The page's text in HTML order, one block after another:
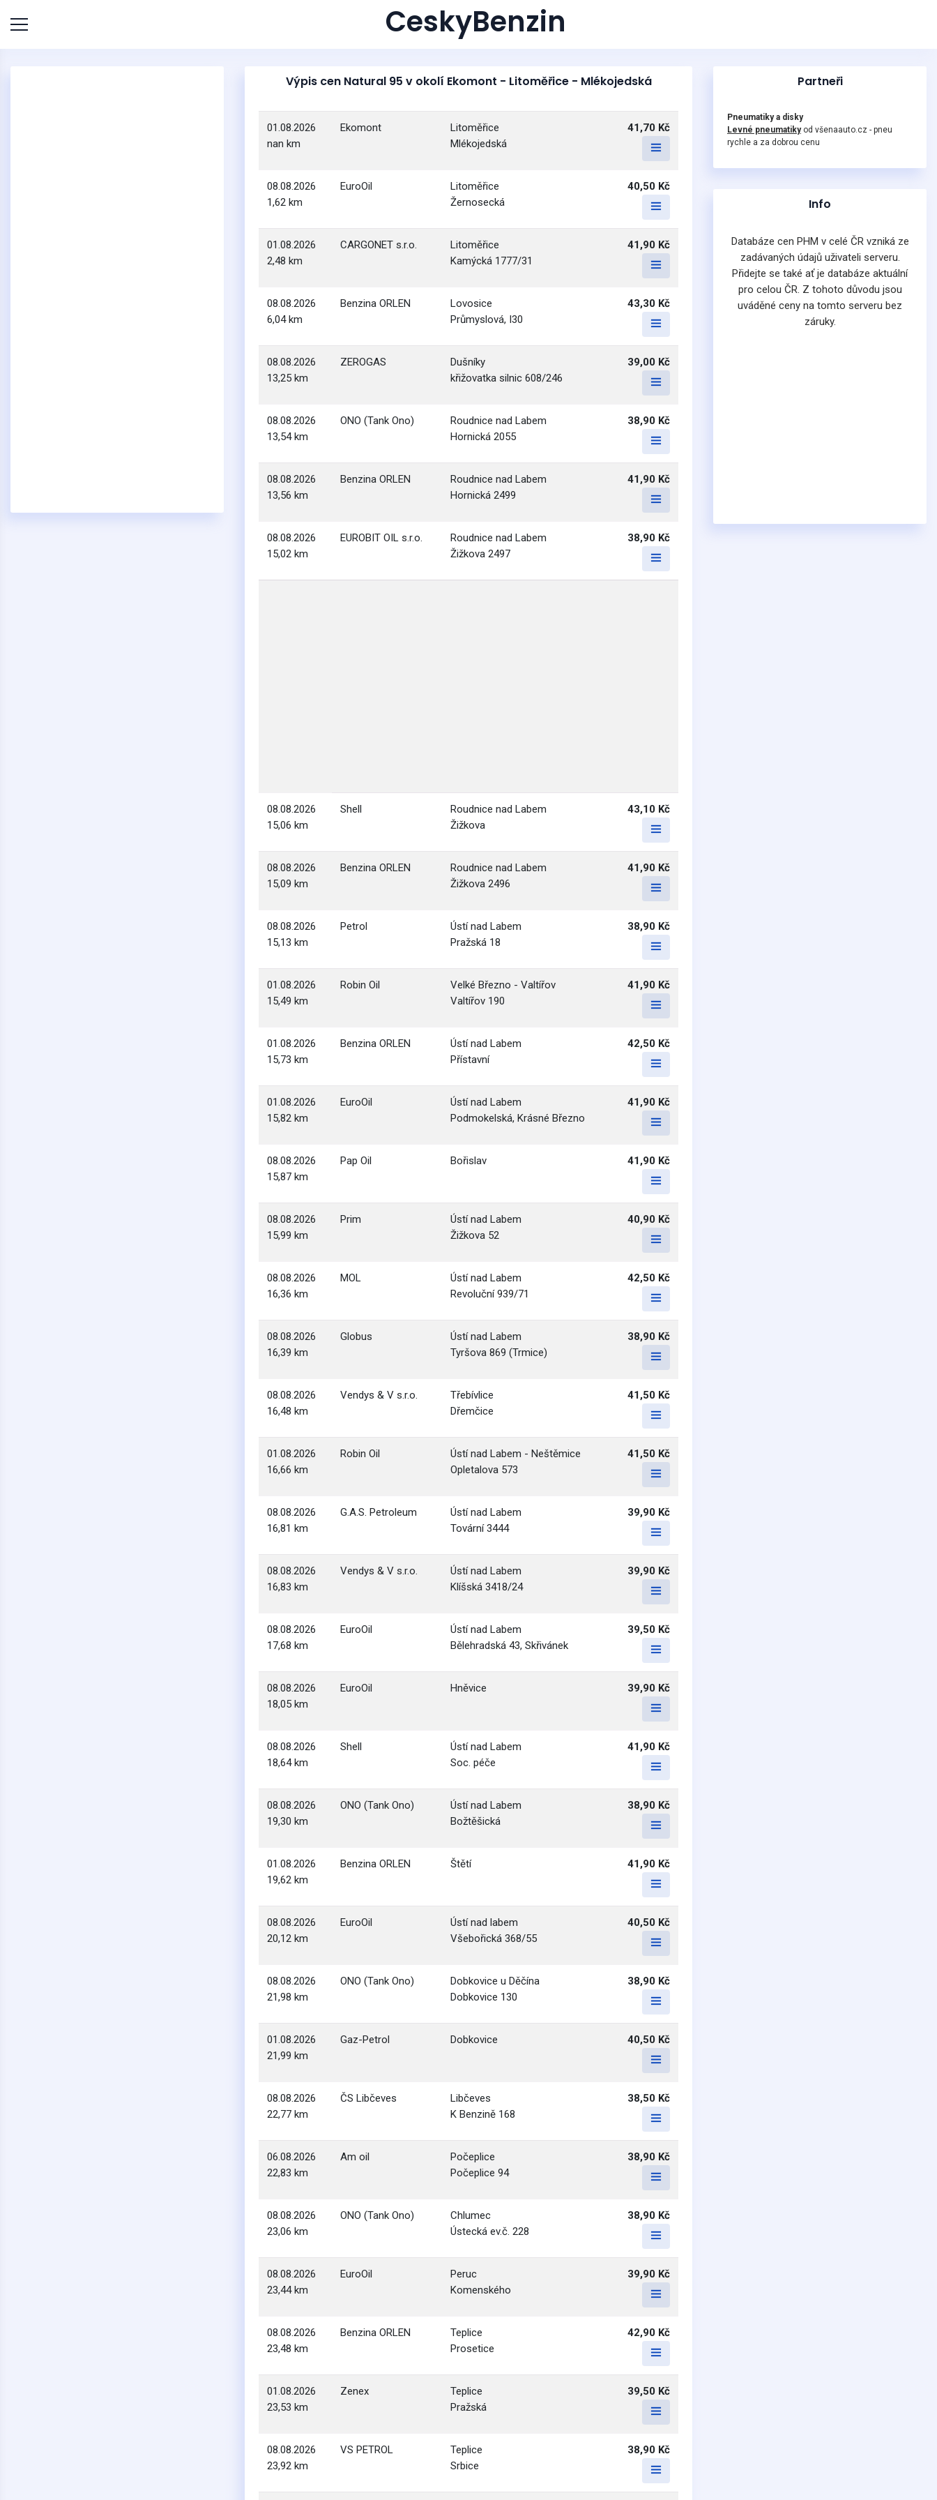
CeskyBenzin
Výpis cen Natural 95 v okolí Ekomont - Litoměřice - Mlékojedská
01.08.2026
nan km
Ekomont
Litoměřice
Mlékojedská
41,70 Kč
08.08.2026
1,62 km
EuroOil
Litoměřice
Žernosecká
40,50 Kč
01.08.2026
2,48 km
CARGONET s.r.o.
Litoměřice
Kamýcká 1777/31
41,90 Kč
08.08.2026
6,04 km
Benzina ORLEN
Lovosice
Průmyslová, I30
43,30 Kč
08.08.2026
13,25 km
ZEROGAS
Dušníky
křižovatka silnic 608/246
39,00 Kč
08.08.2026
13,54 km
ONO (Tank Ono)
Roudnice nad Labem
Hornická 2055
38,90 Kč
08.08.2026
13,56 km
Benzina ORLEN
Roudnice nad Labem
Hornická 2499
41,90 Kč
08.08.2026
15,02 km
EUROBIT OIL s.r.o.
Roudnice nad Labem
Žižkova 2497
38,90 Kč
08.08.2026
15,06 km
Shell
Roudnice nad Labem
Žižkova
43,10 Kč
08.08.2026
15,09 km
Benzina ORLEN
Roudnice nad Labem
Žižkova 2496
41,90 Kč
08.08.2026
15,13 km
Petrol
Ústí nad Labem
Pražská 18
38,90 Kč
01.08.2026
15,49 km
Robin Oil
Velké Březno - Valtířov
Valtířov 190
41,90 Kč
01.08.2026
15,73 km
Benzina ORLEN
Ústí nad Labem
Přístavní
42,50 Kč
01.08.2026
15,82 km
EuroOil
Ústí nad Labem
Podmokelská, Krásné Březno
41,90 Kč
08.08.2026
15,87 km
Pap Oil Bořislav 41,90 Kč
08.08.2026
15,99 km
Prim
Ústí nad Labem
Žižkova 52
40,90 Kč
08.08.2026
16,36 km
MOL
Ústí nad Labem
Revoluční 939/71
42,50 Kč
08.08.2026
16,39 km
Globus
Ústí nad Labem
Tyršova 869 (Trmice)
38,90 Kč
08.08.2026
16,48 km
Vendys & V s.r.o.
Třebívlice
Dřemčice
41,50 Kč
01.08.2026
16,66 km
Robin Oil
Ústí nad Labem - Neštěmice
Opletalova 573
41,50 Kč
08.08.2026
16,81 km
G.A.S. Petroleum
Ústí nad Labem
Tovární 3444
39,90 Kč
08.08.2026
16,83 km
Vendys & V s.r.o.
Ústí nad Labem
Klíšská 3418/24
39,90 Kč
08.08.2026
17,68 km
EuroOil
Ústí nad Labem
Bělehradská 43, Skřivánek
39,50 Kč
08.08.2026
18,05 km
EuroOil Hněvice 39,90 Kč
08.08.2026
18,64 km
Shell
Ústí nad Labem
Soc. péče
41,90 Kč
08.08.2026
19,30 km
ONO (Tank Ono)
Ústí nad Labem
Božtěšická
38,90 Kč
01.08.2026
19,62 km
Benzina ORLEN Štětí 41,90 Kč
08.08.2026
20,12 km
EuroOil
Ústí nad labem
Všebořická 368/55
40,50 Kč
08.08.2026
21,98 km
ONO (Tank Ono)
Dobkovice u Děčína
Dobkovice 130
38,90 Kč
01.08.2026
21,99 km
Gaz-Petrol Dobkovice 40,50 Kč
08.08.2026
22,77 km
ČS Libčeves
Libčeves
K Benzině 168
38,50 Kč
06.08.2026
22,83 km
Am oil
Počeplice
Počeplice 94
38,90 Kč
08.08.2026
23,06 km
ONO (Tank Ono)
Chlumec
Ústecká ev.č. 228
38,90 Kč
08.08.2026
23,44 km
EuroOil
Peruc
Komenského
39,90 Kč
08.08.2026
23,48 km
Benzina ORLEN
Teplice
Prosetice
42,90 Kč
01.08.2026
23,53 km
Zenex
Teplice
Pražská
39,50 Kč
08.08.2026
23,92 km
VS PETROL
Teplice
Srbice
38,90 Kč
Partneři
Pneumatiky a disky
Levné pneumatikyod všenaauto.cz - pneu
rychle a za dobrou cenu
Info
Databáze cen PHM v celé ČR vzniká ze
zadávaných údajů uživateli serveru.
Přidejte se také ať je databáze aktuální
pro celou ČR. Z tohoto důvodu jsou
uváděné ceny na tomto serveru bez
záruky.